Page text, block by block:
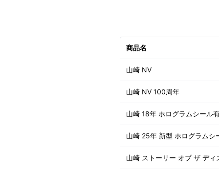
商品名
山崎 NV
山崎 NV 100周年
山崎 18年 ホログラムシール
山崎 25年 新型 ホログラムシ
山崎 ストーリー オブ ザ デ